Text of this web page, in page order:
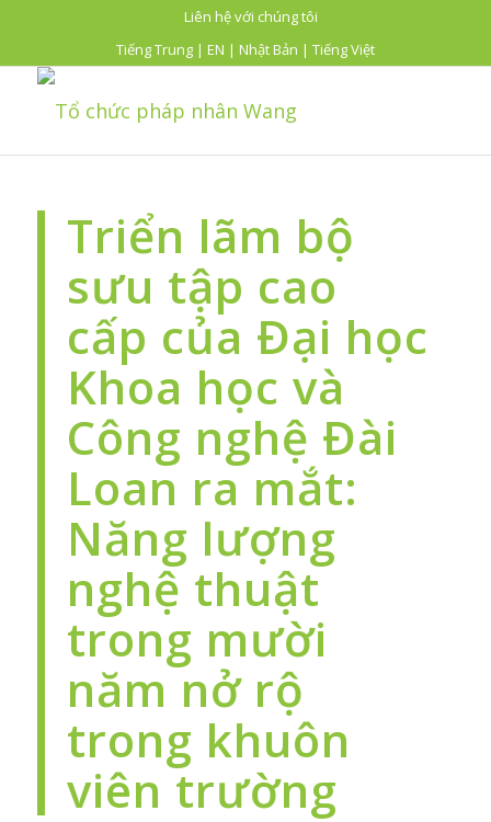
Liên hệ với chúng tôi
Tiếng Trung| EN | Nhật Bản | Tiếng Việt
Triển lãm bộ
sưu tập cao
cấp của Đại học
Khoa học và
Công nghệ Đài
Loan ra mắt:
Năng lượng
nghệ thuật
trong mười
năm nở rộ
trong khuôn
viên trường